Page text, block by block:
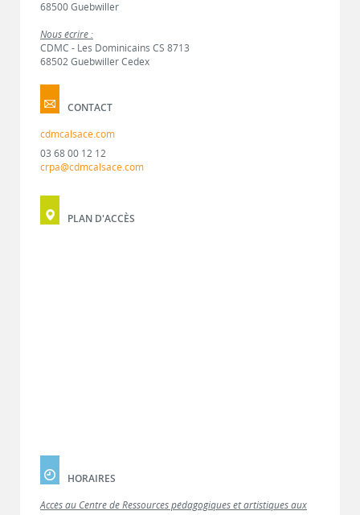
68500 Guebwiller
Nous écrire :
CDMC - Les Dominicains CS 8713
68502 Guebwiller Cedex
CONTACT
cdmcalsace.com
03 68 00 12 12
crpa@cdmcalsace.com
PLAN D'ACCÈS
HORAIRES
Accès au Centre de Ressources pédagogiques et artistiques aux